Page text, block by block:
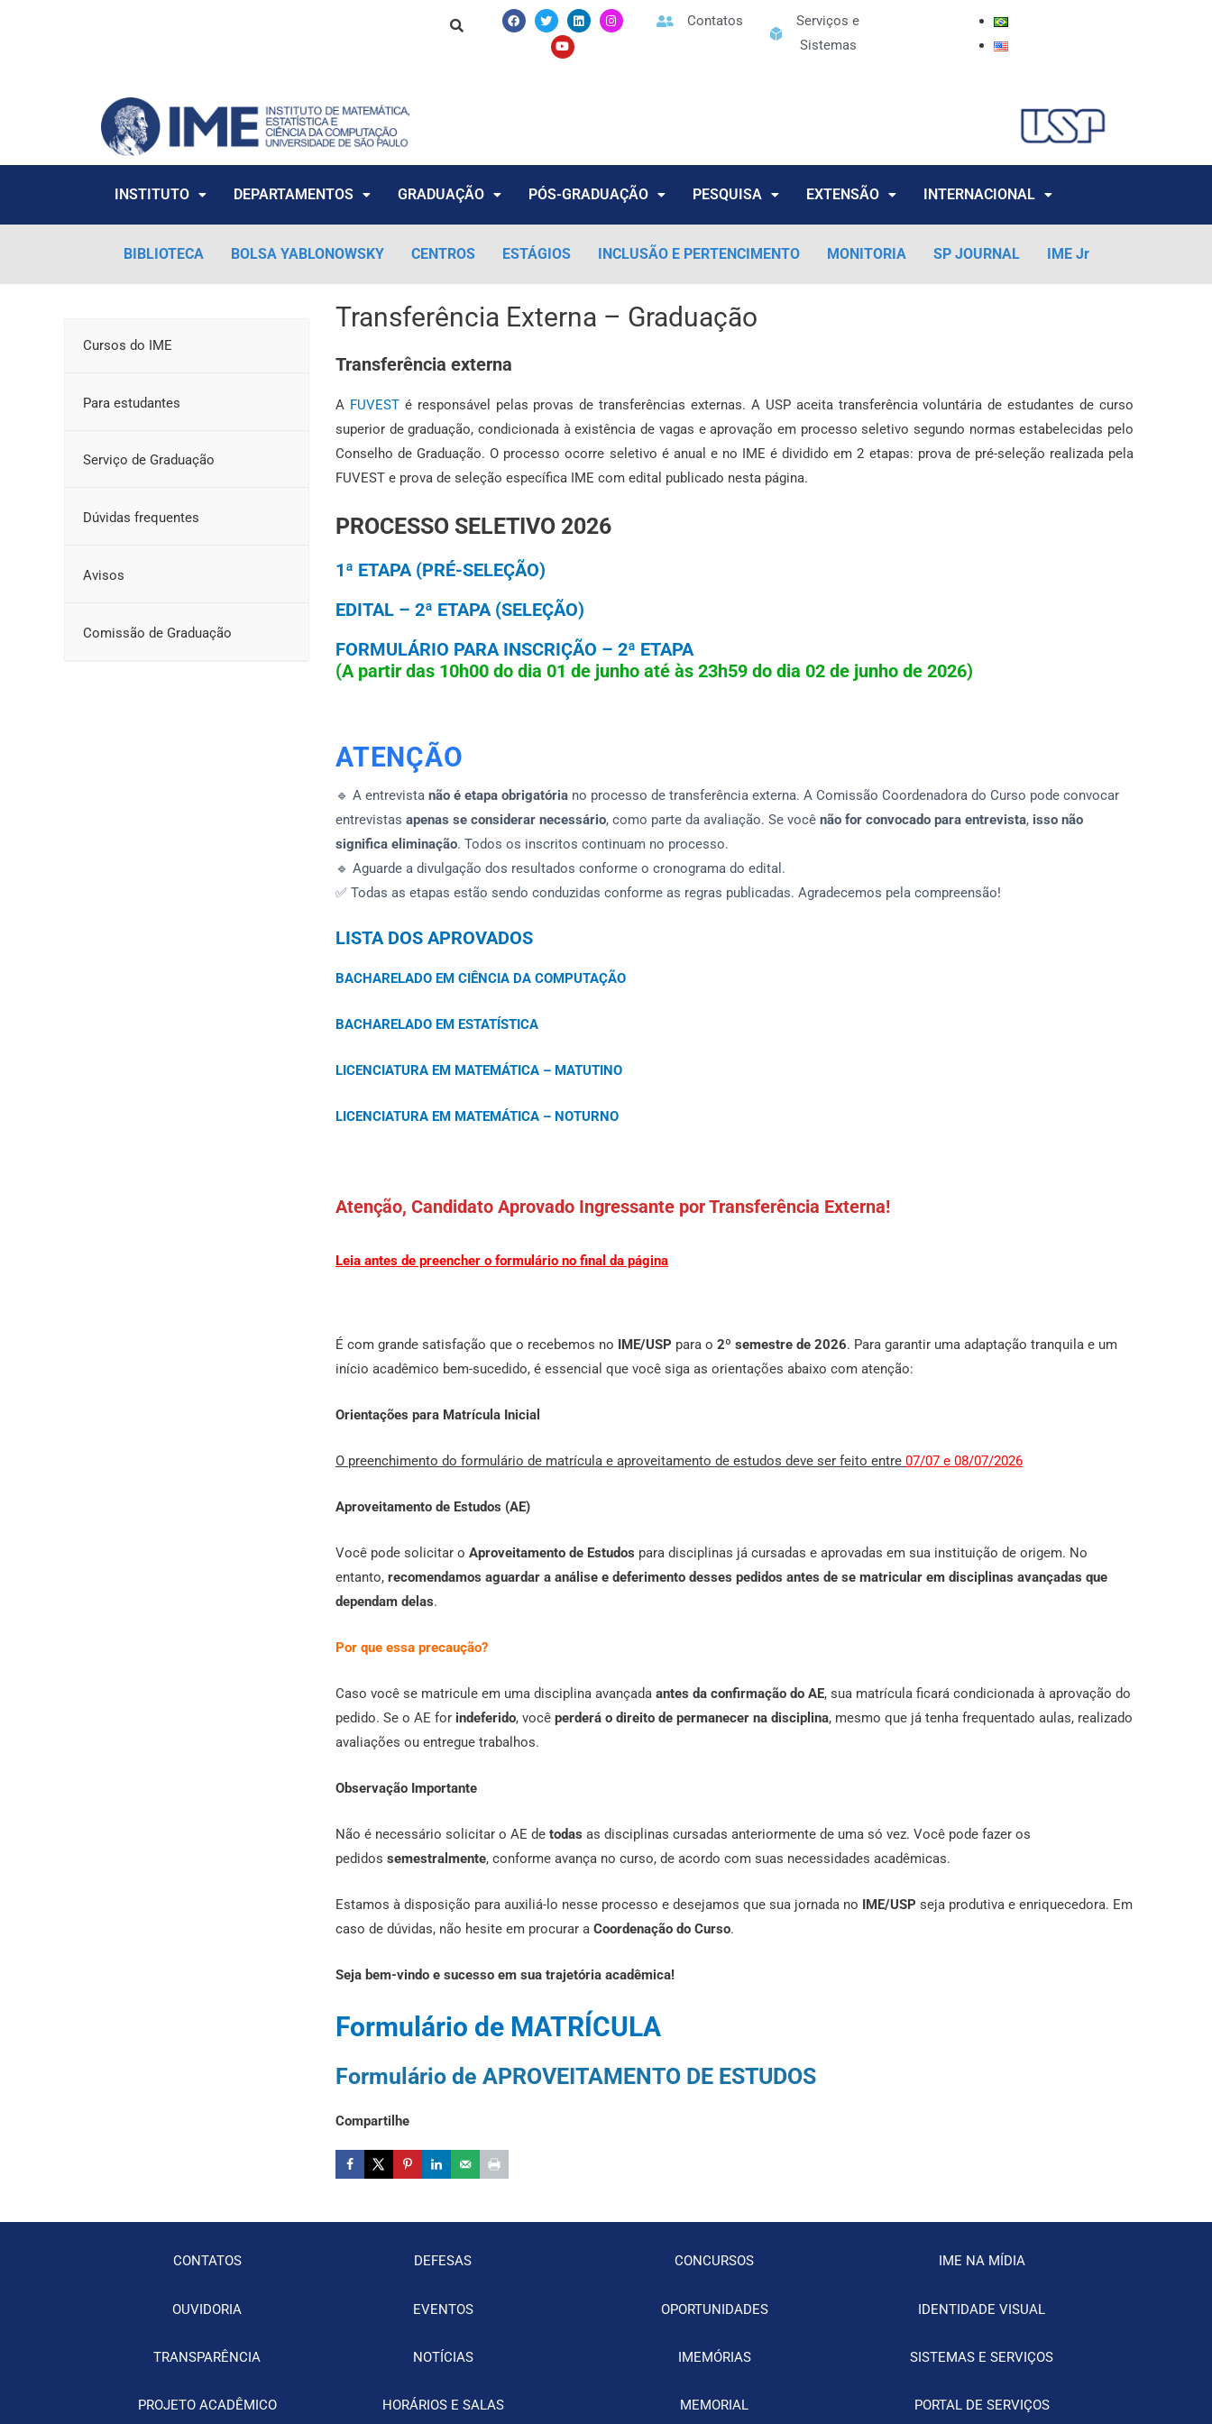
F
a
T
w
L
i
I
n
Y
o
u
t
u
Contatos
Serviços e
Sistemas
INSTITUTO DEPARTAMENTOS GRADUAÇÃO PÓS-GRADUAÇÃO PESQUISA EXTENSÃO INTERNACIONAL
BIBLIOTECA BOLSA YABLONOWSKY CENTROS ESTÁGIOS INCLUSÃO E PERTENCIMENTO MONITORIA SP JOURNAL IME Jr
Cursos do IME
Para estudantes
Serviço de Graduação
Dúvidas frequentes
Avisos
Comissão de Graduação
Transferência Externa – Graduação
Transferência externa
A FUVESTé responsável pelas provas de transferências externas. A USP aceita transferência voluntária de estudantes de curso
superior de graduação, condicionada à existência de vagas e aprovação em processo seletivo segundo normas estabelecidas pelo
Conselho de Graduação. O processo ocorre seletivo é anual e no IME é dividido em 2 etapas: prova de pré-seleção realizada pela
FUVEST e prova de seleção específica IME com edital publicado nesta página.
PROCESSO SELETIVO 2026
1ª ETAPA (PRÉ-SELEÇÃO)
EDITAL – 2ª ETAPA (SELEÇÃO)
FORMULÁRIO PARA INSCRIÇÃO – 2ª ETAPA
(A partir das 10h00 do dia 01 de junho até às 23h59 do dia 02 de junho de 2026)
ATENÇÃO
🔹 A entrevista não é etapa obrigatória no processo de transferência externa. A Comissão Coordenadora do Curso pode convocar
entrevistas apenas se considerar necessário, como parte da avaliação. Se você não for convocado para entrevista, isso não
significa eliminação. Todos os inscritos continuam no processo.
🔹 Aguarde a divulgação dos resultados conforme o cronograma do edital.
✅ Todas as etapas estão sendo conduzidas conforme as regras publicadas. Agradecemos pela compreensão!
LISTA DOS APROVADOS
BACHARELADO EM CIÊNCIA DA COMPUTAÇÃO
BACHARELADO EM ESTATÍSTICA
LICENCIATURA EM MATEMÁTICA – MATUTINO
LICENCIATURA EM MATEMÁTICA – NOTURNO
Atenção, Candidato Aprovado Ingressante por Transferência Externa!
Leia antes de preencher o formulário no final da página
É com grande satisfação que o recebemos no IME/USP para o 2º semestre de 2026. Para garantir uma adaptação tranquila e um
início acadêmico bem-sucedido, é essencial que você siga as orientações abaixo com atenção:
Orientações para Matrícula Inicial
O preenchimento do formulário de matrícula e aproveitamento de estudos deve ser feito entre 07/07 e 08/07/2026
Aproveitamento de Estudos (AE)
Você pode solicitar o Aproveitamento de Estudos para disciplinas já cursadas e aprovadas em sua instituição de origem. No
entanto, recomendamos aguardar a análise e deferimento desses pedidos antes de se matricular em disciplinas avançadas que
dependam delas.
Por que essa precaução?
Caso você se matricule em uma disciplina avançada antes da confirmação do AE, sua matrícula ficará condicionada à aprovação do
pedido. Se o AE for indeferido, você perderá o direito de permanecer na disciplina, mesmo que já tenha frequentado aulas, realizado
avaliações ou entregue trabalhos.
Observação Importante
Não é necessário solicitar o AE de todas as disciplinas cursadas anteriormente de uma só vez. Você pode fazer os
pedidos semestralmente, conforme avança no curso, de acordo com suas necessidades acadêmicas.
Estamos à disposição para auxiliá-lo nesse processo e desejamos que sua jornada no IME/USP seja produtiva e enriquecedora. Em
caso de dúvidas, não hesite em procurar a Coordenação do Curso.
Seja bem-vindo e sucesso em sua trajetória acadêmica!
Formulário de MATRÍCULA
Formulário de APROVEITAMENTO DE ESTUDOS
Compartilhe
CONTATOS
OUVIDORIA
TRANSPARÊNCIA
PROJETO ACADÊMICO
DEFESAS
EVENTOS
NOTÍCIAS
HORÁRIOS E SALAS
CONCURSOS
OPORTUNIDADES
IMEMÓRIAS
MEMORIAL
IME NA MÍDIA
IDENTIDADE VISUAL
SISTEMAS E SERVIÇOS
PORTAL DE SERVIÇOS